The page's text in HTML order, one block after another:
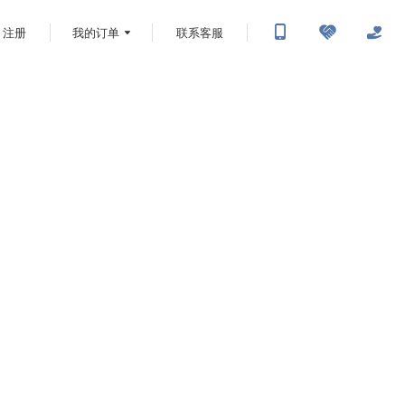
注册 我的订单 联系客服